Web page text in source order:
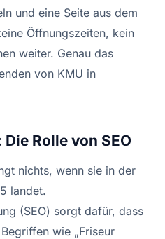
und eine Seite aus dem
Öffnungszeiten, kein
weiter. Genau das
von KMU in
Rolle von SEO
nichts, wenn sie in der
landet.
(SEO) sorgt dafür, dass
wie „Friseur